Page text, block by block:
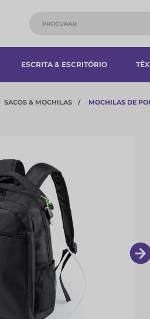
ESCRITA & ESCRITÓRIO
SACOS & MOCHILAS MOCHILAS DE